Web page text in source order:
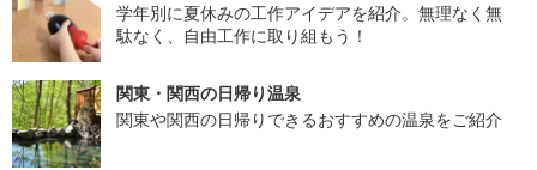
学年別に夏休みの工作アイデアを紹介。無理なく無
駄なく、自由工作に取り組もう！
関東・関西の日帰り温泉
関東や関西の日帰りできるおすすめの温泉をご紹介